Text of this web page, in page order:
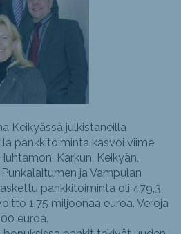
Keikyässä julkistaneilla
pankkitoiminta kasvoi viime
Karkun, Keikyän,
ja Vampulan
pankkitoiminta oli 479,3
1,75 miljoonaa euroa. Veroja
euroa.